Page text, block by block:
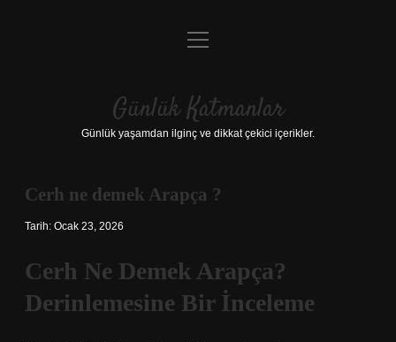
Anasayfa
Yasal Uyarı
menüyü
Günlük Katmanlar
Günlük yaşamdan ilginç ve dikkat çekici içerikler.
Cerh ne demek Arapça ?
Tarih: Ocak 23, 2026
Cerh Ne Demek Arapça?
Derinlemesine Bir İnceleme